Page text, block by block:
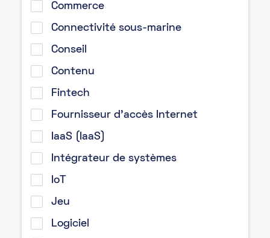
Commerce
Connectivité sous-marine
Conseil
Contenu
Fintech
Fournisseur d’accès Internet
IaaS (IaaS)
Intégrateur de systèmes
IoT
Jeu
Logiciel